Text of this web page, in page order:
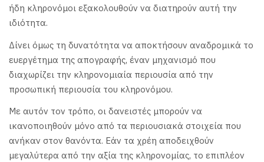
ήδη κληρονόμοι εξακολουθούν να διατηρούν αυτή την
ιδιότητα.
Δίνει όμως τη δυνατότητα να αποκτήσουν αναδρομικά το
ευεργέτημα της απογραφής, έναν μηχανισμό που
διαχωρίζει την κληρονομιαία περιουσία από την
προσωπική περιουσία του κληρονόμου.
Με αυτόν τον τρόπο, οι δανειστές μπορούν να
ικανοποιηθούν μόνο από τα περιουσιακά στοιχεία που
ανήκαν στον θανόντα. Εάν τα χρέη αποδειχθούν
μεγαλύτερα από την αξία της κληρονομίας, το επιπλέον